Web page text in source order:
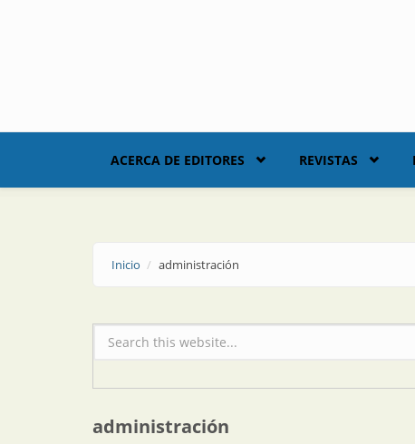
ACERCA DE EDITORES REVISTAS
Inicio administración
Formulario de búsqueda
administración